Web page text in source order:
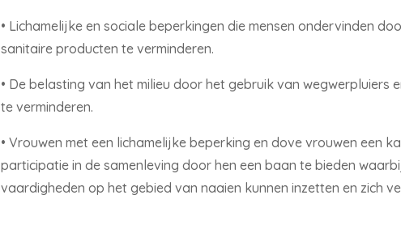
• Lichamelijke en sociale beperkingen die mensen ondervinden
sanitaire producten te verminderen.
• De belasting van het milieu door het gebruik van wegwerpluiers
te verminderen.
• Vrouwen met een lichamelijke beperking en dove vrouwen een
participatie in de samenleving door hen een baan te bieden
vaardigheden op het gebied van naaien kunnen inzetten en zich